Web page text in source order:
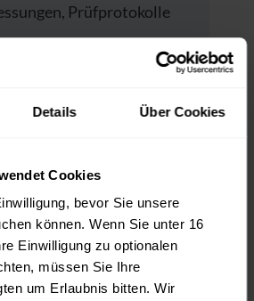
Details Über Cookies
Cookies
bevor Sie unsere
können. Wenn Sie unter 16
Einwilligung zu optionalen
müssen Sie Ihre
um Erlaubnis bitten. Wir
Prüfprotokolle
mit in
einbringen. Es
eigene Messgeräte
werden.